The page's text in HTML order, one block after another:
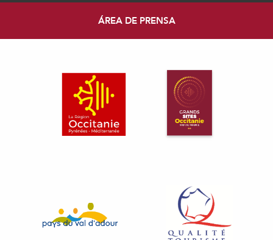
ÁREA DE PRENSA